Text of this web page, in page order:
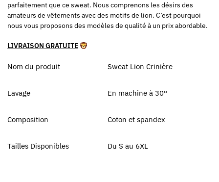
parfaitement que ce sweat. Nous comprenons les désirs des
amateurs de vêtements avec des motifs de lion. C’est pourquoi
nous vous proposons des modèles de qualité à un prix abordable.
LIVRAISON GRATUITE
Nom du produit Sweat Lion Crinière
Lavage En machine à 30°
Composition Coton et spandex
Tailles Disponibles Du S au 6XL